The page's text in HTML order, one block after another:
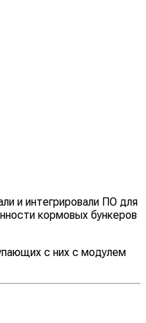
и интегрировали ПО для
кормовых бункеров
с них с модулем